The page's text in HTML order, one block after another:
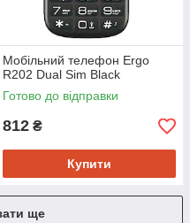
Мобiльний телефон Ergo
R202 Dual Sim Black
Готово до відправки
812 ₴
Купити
ще